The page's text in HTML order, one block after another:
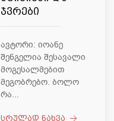
ჯვრები
ავტორი: იოანე
შენგელია შესავალი
მოგესალმებით
მეგობრებო. ბოლო
რა...
სრულად ნახვა